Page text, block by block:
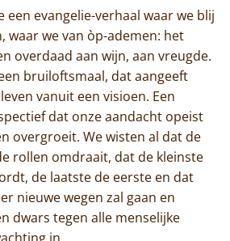
een evangelie-verhaal waar we blij
waar we van òp-ademen: het
overdaad aan wijn, aan vreugde.
bruiloftsmaal, dat aangeeft
vanuit een visioen. Een
dat onze aandacht opeist
overgroeit. We wisten al dat de
rollen omdraait, dat de kleinste
de laatste de eerste en dat
nieuwe wegen zal gaan en
dwars tegen alle menselijke